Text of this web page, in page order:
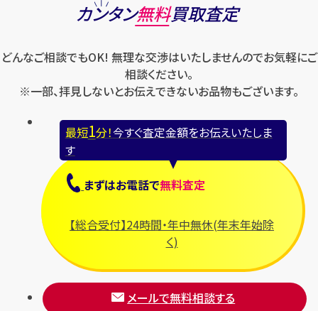
最短 1 分！今すぐ査定金額をお伝えいたします
【総合受付】24時間・年中無休(年末年始除く)
カンタン無料買取査定
どんなご相談でもOK! 無理な交渉はいたしませんのでお気軽にご
相談ください。
※一部、拝見しないとお伝えできないお品物もございます。
最短1分！今すぐ査定金額をお伝えいたしま
す
まずはお電話で無料査定
【総合受付】24時間・年中無休(年末年始除
く)
メールで無料相談する